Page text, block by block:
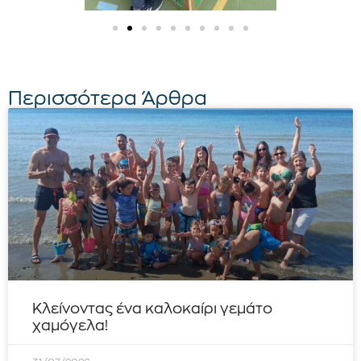
Περισσότερα Άρθρα
Κλείνοντας ένα καλοκαίρι γεμάτο
χαμόγελα!